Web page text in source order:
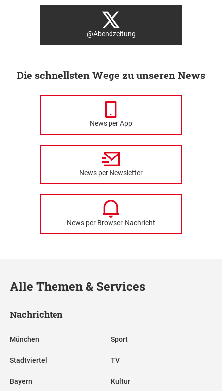
@Abendzeitung
Die schnellsten Wege zu unseren News
News per App
News per Newsletter
News per Browser-Nachricht
Alle Themen & Services
Nachrichten
München
Stadtviertel
Bayern
Sport
TV
Kultur